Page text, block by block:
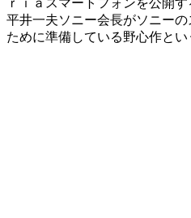
平井一夫ソニー会長がソニー
ために準備している野心作とい